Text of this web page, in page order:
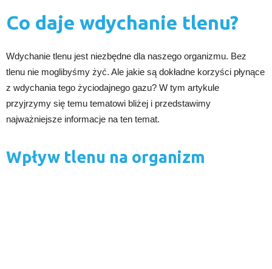
Co daje wdychanie tlenu?
Wdychanie tlenu jest niezbędne dla naszego organizmu. Bez
tlenu nie moglibyśmy żyć. Ale jakie są dokładne korzyści płynące
z wdychania tego życiodajnego gazu? W tym artykule
przyjrzymy się temu tematowi bliżej i przedstawimy
najważniejsze informacje na ten temat.
Wpływ tlenu na organizm